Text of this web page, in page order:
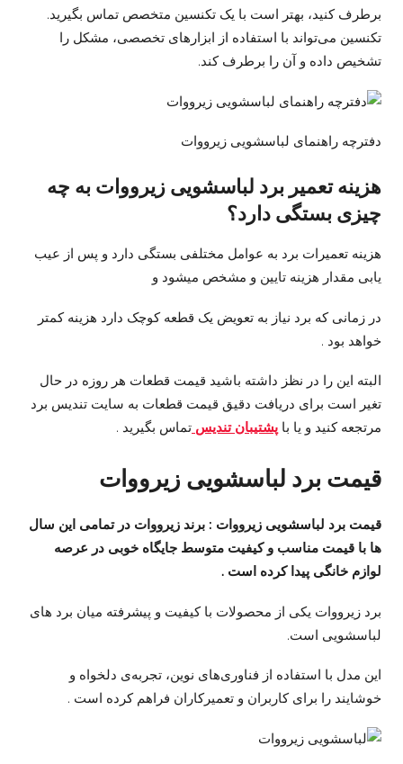
برطرف کنید، بهتر است با یک تکنسین متخصص تماس بگیرید.
تکنسین می‌تواند با استفاده از ابزارهای تخصصی، مشکل را
تشخیص داده و آن را برطرف کند.
دفترچه راهنمای لباسشویی زیرووات
هزینه تعمیر برد لباسشویی زیرووات به چه
چیزی بستگی دارد؟
هزینه تعمیرات برد به عوامل مختلفی بستگی دارد و پس از عیب
یابی مقدار هزینه تایین و مشخص میشود و
در زمانی که برد نیاز به تعویض یک قطعه کوچک دارد هزینه کمتر
خواهد بود .
البته این را در نظز داشته باشید قیمت قطعات هر روزه در حال
تغیر است برای دریافت دقیق قیمت قطعات به سایت تندیس برد
مرتجعه کنید و یا با پشتیبان تندیس تماس بگیرید .
قیمت برد لباسشویی زیرووات
قیمت برد لباسشویی زیرووات : برند زیرووات در تمامی این سال
ها با قیمت مناسب و کیفیت متوسط جایگاه خوبی در عرصه
لوازم خانگی پیدا کرده است .
برد زیرووات یکی از محصولات با کیفیت و پیشرفته میان برد های
لباسشویی است.
این مدل با استفاده از فناوری‌های نوین، تجربه‌ی دلخواه و
خوشایند را برای کاربران و تعمیرکاران فراهم کرده است .